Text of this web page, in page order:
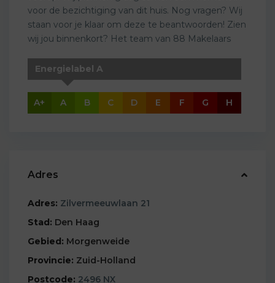
voor de bezichtiging van dit huis. Nog vragen? Wij
staan voor je klaar om deze te beantwoorden! Zien
wij jou binnenkort? Het team van 88 Makelaars
A+
Energielabel A
A B C D E F G H
Adres
Adres: Zilvermeeuwlaan 21
Stad: Den Haag
Gebied: Morgenweide
Provincie: Zuid-Holland
Postcode: 2496 NX